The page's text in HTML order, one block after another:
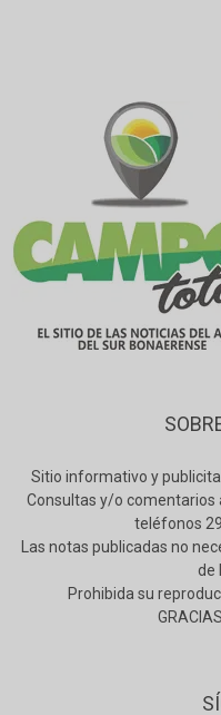
Sitio informativo y
Consultas y/o comentarios
teléfonos
Las notas publicadas no
de
Prohibida su